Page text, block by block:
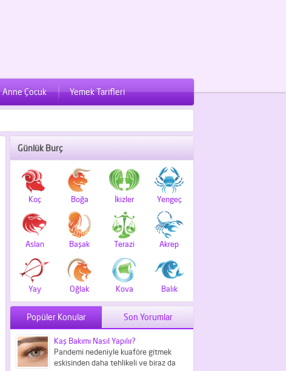
Anne Çocuk Yemek Tarifleri
Günlük Burç
Koç Boğa İkizler Yengeç
Aslan Başak Terazi Akrep
Yay Oğlak Kova Balık
Popüler Konular Son Yorumlar
Kaş Bakımı Nasıl Yapılır?
Pandemi nedeniyle kuaföre gitmek
eskisinden daha tehlikeli ve biraz da